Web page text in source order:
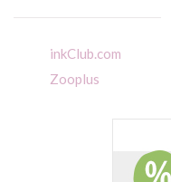
inkClub.com
Zooplus